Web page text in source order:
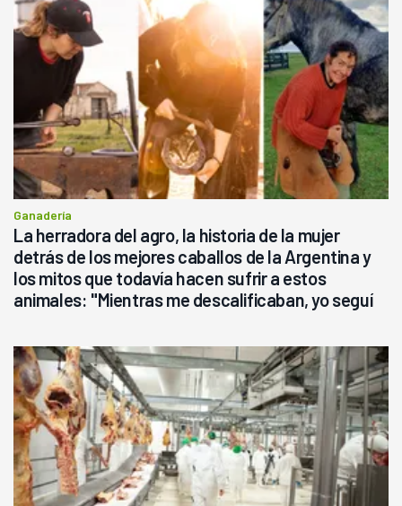
Ganadería
La herradora del agro, la historia de la mujer
detrás de los mejores caballos de la Argentina y
los mitos que todavía hacen sufrir a estos
animales: "Mientras me descalificaban, yo seguí